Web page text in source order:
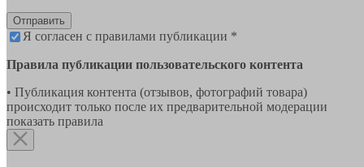
Отправить
Я согласен с правилами публикации *
Правила публикации пользовательского контента
• Публикация контента (отзывов, фотографий товара)
происходит только после их предварительной модерации
показать правила